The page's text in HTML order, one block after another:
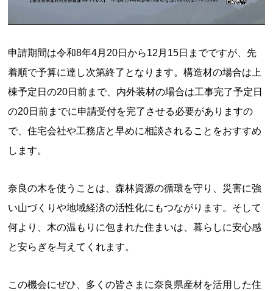
申請期間は令和8年4月20日から12月15日までですが、先
着順で予算に達し次第終了となります。構造材の場合は上
棟予定日の20日前まで、内外装材の場合は工事完了予定日
の20日前までに申請受付を完了させる必要がありますの
で、住宅会社や工務店と早めに相談されることをおすすめ
します。
奈良の木を使うことは、森林資源の循環を守り、災害に強
い山づくりや地域経済の活性化にもつながります。そして
何より、木の温もりに包まれた住まいは、暮らしに安心感
と安らぎを与えてくれます。
この機会にぜひ、多くの皆さまに奈良県産材を活用した住